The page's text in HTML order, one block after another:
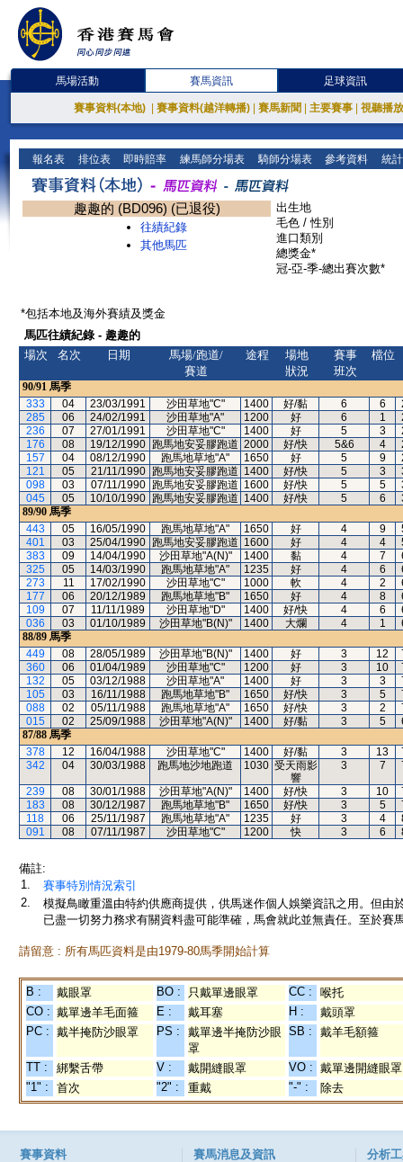
馬場活動 賽馬資訊 足球資訊
賽事資料(本地) 賽事資料(越洋轉播) 賽馬新聞 主要賽事 視聽播
報名表 排位表 即時賠率 練馬師分場表 騎師分場表 參考資料 統
趣趣的 (BD096) (已退役)
往績紀錄
其他馬匹
出生地
毛色 / 性別
進口類別
總獎金*
冠-亞-季-總出賽次數*
*包括本地及海外賽績及獎金
馬匹往績紀錄 - 趣趣的
場次
名次 日期
馬場/跑道/
賽道
途程
場地
狀況
賽事
班次
檔位
90/91 馬季
333
04 23/03/1991 沙田草地"C" 1400 好/黏 6 6
285
06 24/02/1991 沙田草地"A" 1200 好 6 1
236
07 27/01/1991 沙田草地"C" 1400 好 5 3
176
08 19/12/1990 跑馬地安妥膠跑道 2000 好/快 5&6 4
157
04 08/12/1990 跑馬地草地"A" 1650 好 5 9
121
05 21/11/1990 跑馬地安妥膠跑道 1400 好/快 5 3
098
03 07/11/1990 跑馬地安妥膠跑道 1600 好/快 5 5
045
05 10/10/1990 跑馬地安妥膠跑道 1400 好/快 5 6
89/90 馬季
443
05 16/05/1990 跑馬地草地"A" 1650 好 4 9
401
03 25/04/1990 跑馬地安妥膠跑道 1600 好 4 4
383
09 14/04/1990 沙田草地"A(N)" 1400 黏 4 7
325
05 14/03/1990 跑馬地草地"A" 1235 好 4 6
273
11 17/02/1990 沙田草地"C" 1000 軟 4 2
177
06 20/12/1989 跑馬地草地"B" 1650 好 4 8
109
07 11/11/1989 沙田草地"D" 1400 好/快 4 6
036
03 01/10/1989 沙田草地"B(N)" 1400 大爛 4 1
88/89 馬季
449
08 28/05/1989 沙田草地"B(N)" 1400 好 3 12
360
06 01/04/1989 沙田草地"C" 1200 好 3 10
132
05 03/12/1988 沙田草地"A" 1400 好 3 3
105
03 16/11/1988 跑馬地草地"B" 1650 好/快 3 5
088
02 05/11/1988 跑馬地草地"A" 1650 好/快 3 2
015
02 25/09/1988 沙田草地"A(N)" 1400 好/黏 3 5
87/88 馬季
378
12 16/04/1988 沙田草地"C" 1400 好/黏 3 13
342
04 30/03/1988 跑馬地沙地跑道 1030 受天雨影
響
3 7
239 08 30/01/1988 沙田草地"A(N)" 1400 好/快 3 10
183
08 30/12/1987 跑馬地草地"B" 1650 好/快 3 5
118
06 25/11/1987 跑馬地草地"A" 1235 好 3 4
091
08 07/11/1987 沙田草地"C" 1200 快 3 6
備註:
1.
賽事特別情況索引
2.
模擬鳥瞰重溫由特約供應商提供，供馬迷作個人娛樂資訊之用。但
已盡一切努力務求有關資料盡可能準確，馬會就此並無責任。至於賽
請留意 : 所有馬匹資料是由1979-80馬季開始計算
B : 戴眼罩 BO : 只戴單邊眼罩 CC :
喉托
CO : 戴單邊羊毛面箍 E : 戴耳塞 H :
戴頭罩
PC : 戴半掩防沙眼罩 PS :
戴單邊半掩防沙眼
罩
SB : 戴羊毛額箍
TT : 綁繫舌帶 V : 戴開縫眼罩 VO : 戴單邊開縫眼罩
"1" :
首次 "2" : 重戴 "-" : 除去
賽事資料 賽馬消息及資訊 分析